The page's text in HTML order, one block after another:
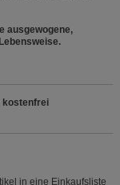
ausgewogene,
kostenfrei
in eine Einkaufsliste